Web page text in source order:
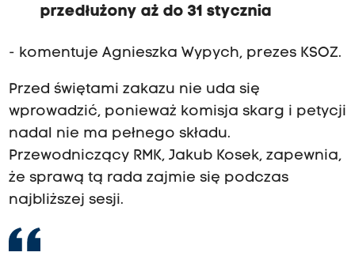
przedłużony aż do 31 stycznia
- komentuje Agnieszka Wypych, prezes KSOZ.
Przed świętami zakazu nie uda się
wprowadzić, ponieważ komisja skarg i petycji
nadal nie ma pełnego składu.
Przewodniczący RMK, Jakub Kosek, zapewnia,
że sprawą tą rada zajmie się podczas
najbliższej sesji.